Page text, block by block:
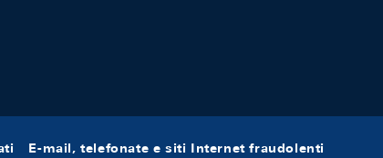
E-mail, telefonate e siti Internet fraudolenti